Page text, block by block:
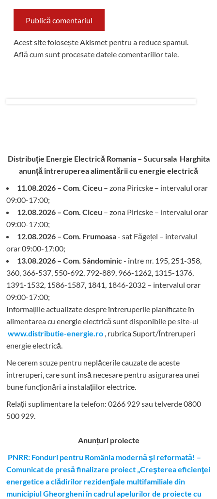
Acest site folosește Akismet pentru a reduce spamul.
Află cum sunt procesate datele comentariilor tale.
Distribuție Energie Electrică Romania – Sucursala Harghita
anunță întreruperea alimentării cu energie electrică
11.08.2026 – Com. Ciceu – zona Piricske – intervalul orar
09:00-17:00;
12.08.2026 – Com. Ciceu – zona Piricske – intervalul orar
09:00-17:00;
12.08.2026 – Com. Frumoasa- sat Făgețel – intervalul
orar 09:00-17:00;
13.08.2026 – Com. Sândominic- între nr. 195, 251-358,
360, 366-537, 550-692, 792-889, 966-1262, 1315-1376,
1391-1532, 1586-1587, 1841, 1846-2032 – intervalul orar
09:00-17:00;
Informațiile actualizate despre întreruperile planificate în
alimentarea cu energie electrică sunt disponibile pe site-ul
www.distributie-energie.ro , rubrica Suport/Întreruperi
energie electrică.
Ne cerem scuze pentru neplăcerile cauzate de aceste
întreruperi, care sunt însă necesare pentru asigurarea unei
bune funcționări a instalațiilor electrice.
Relații suplimentare la telefon: 0266 929 sau telverde 0800
500 929.
Anunțuri proiecte
PNRR: Fonduri pentru România modernă şi reformată! –
Comunicat de presă finalizare proiect „Creşterea eficienţei
energetice a clădirilor rezidenţiale multifamiliale din
municipiul Gheorgheni în cadrul apelurilor de proiecte cu